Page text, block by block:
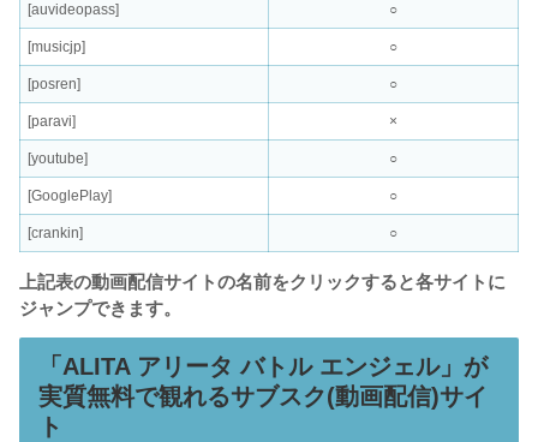
[auvideopass] ○
[musicjp] ○
[posren] ○
[paravi] ×
[youtube] ○
[GooglePlay] ○
[crankin] ○
上記表の動画配信サイトの名前をクリックすると各サイトに
ジャンプできます。
「ALITA アリータ バトル エンジェル」が
実質無料で観れるサブスク(動画配信)サイ
ト